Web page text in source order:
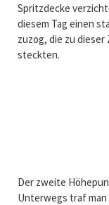
Spritzdecke
diesem Tag einen
zuzog, die zu
steckten.
Der zweite
Unterwegs traf man